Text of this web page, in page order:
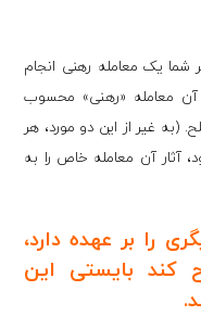
قانون ثبت، اگر شما یک معامله رهنی انجام
معامله «رهنی» محسوب
غیر از این دو مورد، هر
آثار آن معامله خاص را به
را بر عهده دارد،
بایستی این